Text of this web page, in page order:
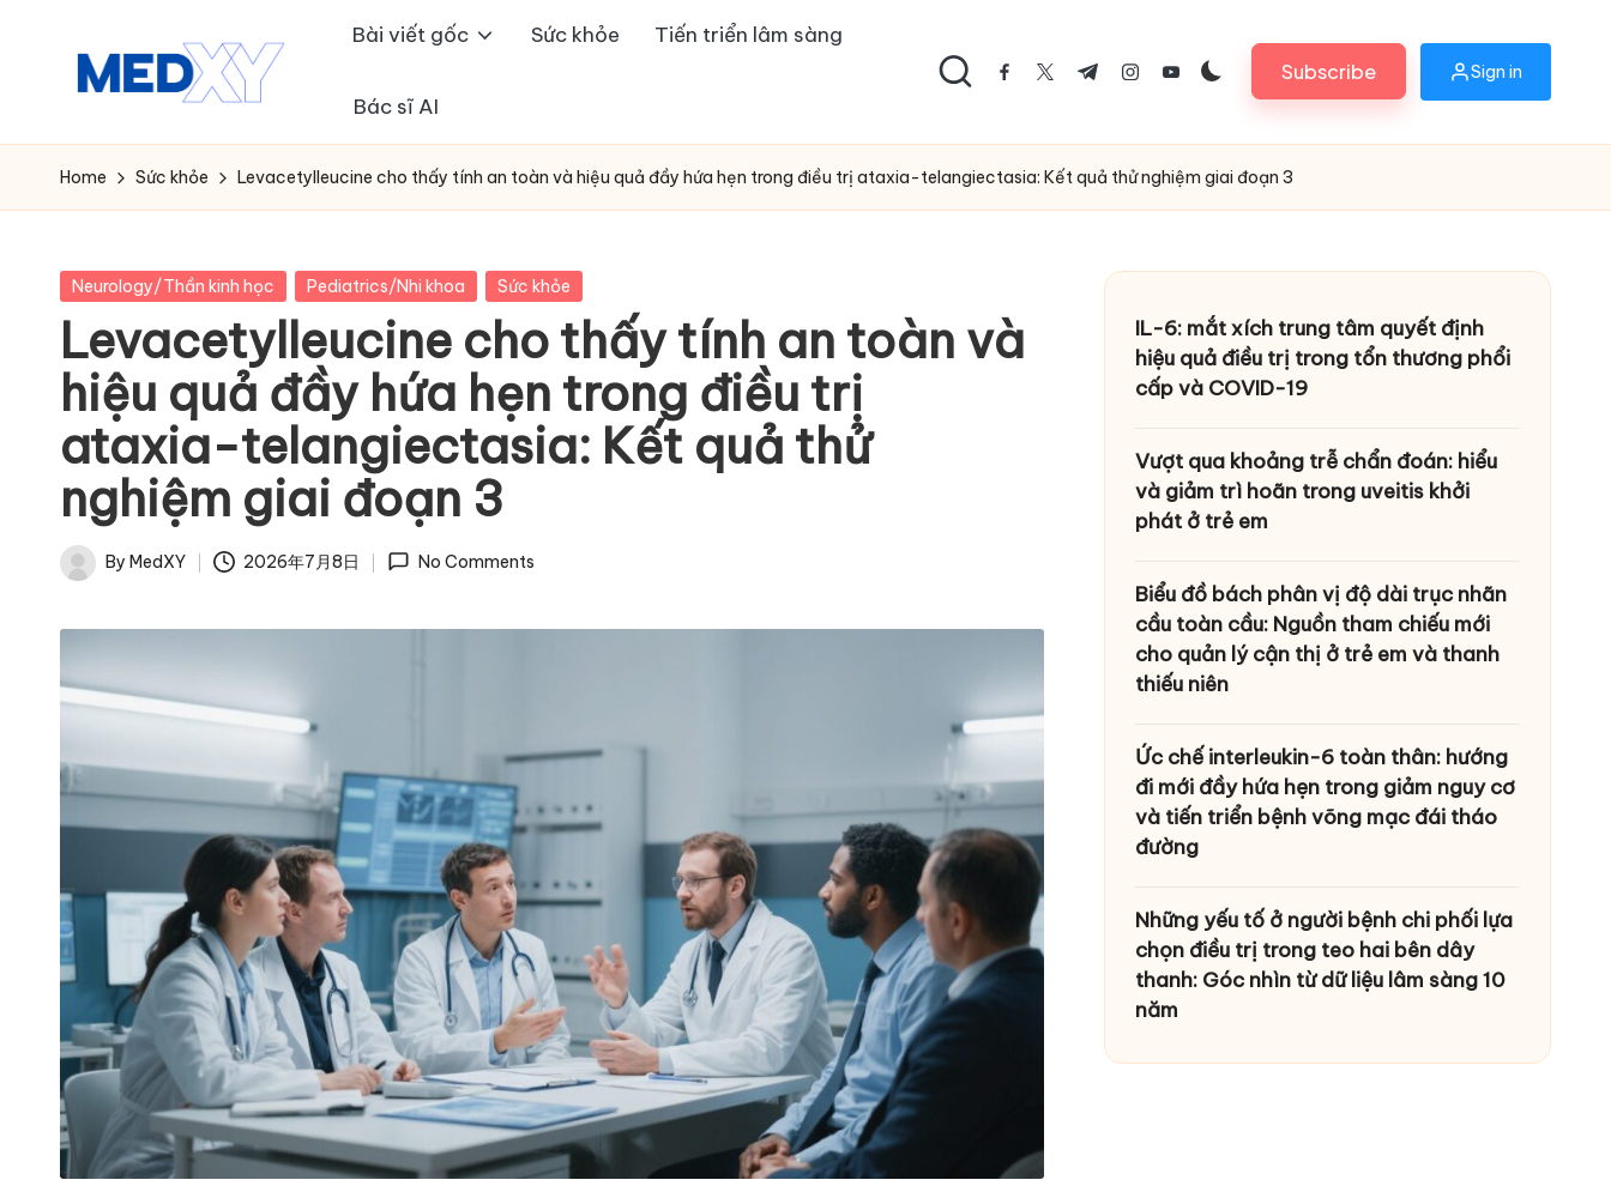
M
e
x
y
A
I
Bài viết gốc Sức khỏe Tiến triển lâm sàng
Bác sĩ AI
facebook.com
twitter.com
t.me instagram.com
youtube.comSubscribe Sign in
Home Sức khỏe Levacetylleucine cho thấy tính an toàn và hiệu quả đầy hứa hẹn trong điều trị ataxia-telangiectasia: Kết quả thử nghiệm giai đoạn 3
Posted
Neurology/Thần kinh học Pediatrics/Nhi khoa Sức khỏe
Levacetylleucine cho thấy tính an toàn và
hiệu quả đầy hứa hẹn trong điều trị
ataxia-telangiectasia: Kết quả thử
nghiệm giai đoạn 3
Posted
By MedXY 2026年7月8日 No Comments
IL-6: mắt xích trung tâm quyết định
hiệu quả điều trị trong tổn thương phổi
cấp và COVID-19
Vượt qua khoảng trễ chẩn đoán: hiểu
và giảm trì hoãn trong uveitis khởi
phát ở trẻ em
Biểu đồ bách phân vị độ dài trục nhãn
cầu toàn cầu: Nguồn tham chiếu mới
cho quản lý cận thị ở trẻ em và thanh
thiếu niên
Ức chế interleukin-6 toàn thân: hướng
đi mới đầy hứa hẹn trong giảm nguy cơ
và tiến triển bệnh võng mạc đái tháo
đường
Những yếu tố ở người bệnh chi phối lựa
chọn điều trị trong teo hai bên dây
thanh: Góc nhìn từ dữ liệu lâm sàng 10
năm